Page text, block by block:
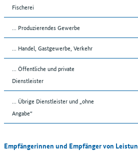
Fischerei
... Produzierendes Gewerbe
... Handel, Gastgewerbe, Verkehr
... Öffentliche und private
Dienstleister
... Übrige Dienstleister und „ohne
Angabe“
Empfängerinnen und Empfänger von